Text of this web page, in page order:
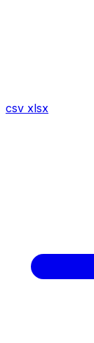
csv xlsx